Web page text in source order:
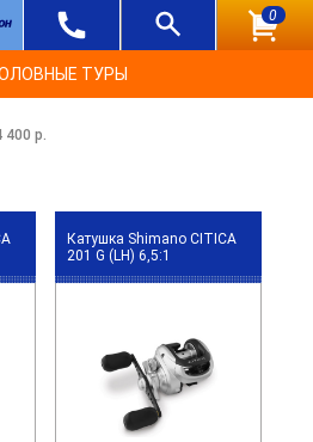
0
ТУРЫ
400 р.
Катушка Shimano CITICA
201 G (LH) 6,5:1